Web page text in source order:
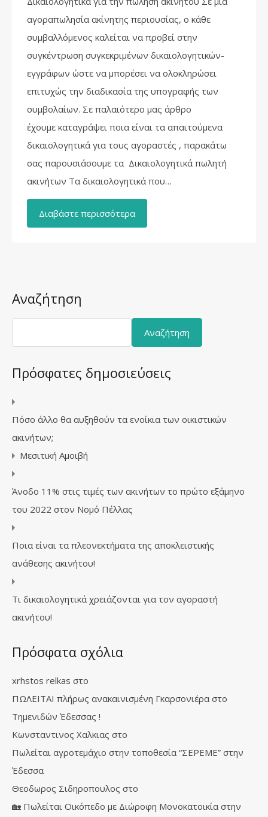
αγοραπωλησία ακίνητης περιουσίας, ο κάθε
συμβαλλόμενος καλείται να προβεί στην
συγκέντρωση συγκεκριμένων δικαιολογητικών-
εγγράφων ώστε να μπορέσει να ολοκληρώσει
επιτυχώς την διαδικασία της υπογραφής των
συμβολαίων. Σε παλαιότερο μας άρθρο
έχουμε καταγράψει ποια είναι τα απαιτούμενα
δικαιολογητικά για τους αγοραστές , παρακάτω
σας παρουσιάσουμε τα Δικαιολογητικά πωλητή
ακινήτων Τα δικαιολογητικά που…
Διαβάστε περισσότερα
Αναζήτηση
Αναζήτηση
Πρόσφατες δημοσιεύσεις
Πόσο άλλο θα αυξηθούν τα ενοίκια των οικιστικών
ακινήτων;
Μεσιτική Αμοιβή
Άνοδο 11% στις τιμές των ακινήτων το πρώτο εξάμηνο
του 2022 στον Νομό Πέλλας
Ποια είναι τα πλεονεκτήματα της αποκλειστικής
ανάθεσης ακινήτου!
Τι δικαιολογητικά χρειάζονται για τον αγοραστή
ακινήτου!
Πρόσφατα σχόλια
xrhstos relkas στο
ΠΩΛΕΙΤΑΙ πλήρως ανακαινισμένη Γκαρσονιέρα στο
Τημενιδών Έδεσσας !
Κωνσταντινος Χαλκιας στο
Πωλείται αγροτεμάχιο στην τοποθεσία “ΣΕΡΕΜΕ” στην
Έδεσσα
Θεοδωρος Σιδηροπουλος στο
🏡 Πωλείται Οικόπεδο με Διώροφη Μονοκατοικία στην